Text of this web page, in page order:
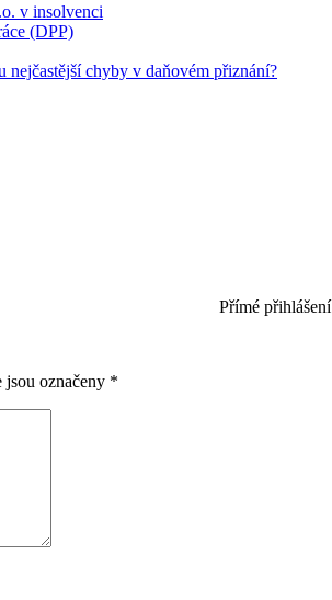
v insolvenci
(DPP)
nejčastější chyby v daňovém přiznání?
Přímé přihlášení
jsou označeny *